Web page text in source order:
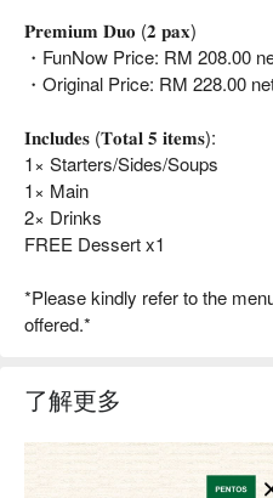
𝐏𝐫𝐞𝐦𝐢𝐮𝐦 𝐃𝐮𝐨 (𝟐 𝐩𝐚𝐱)
・FunNow Price: RM 208.00
・Original Price: RM 228.00
𝐈𝐧𝐜𝐥𝐮𝐝𝐞𝐬 (𝐓𝐨𝐭𝐚𝐥 𝟓 𝐢𝐭𝐞𝐦𝐬):
1× Starters/Sides/Soups
1× Main
2× Drinks
FREE Dessert x1
*Please kindly refer to the
offered.*
了解更多